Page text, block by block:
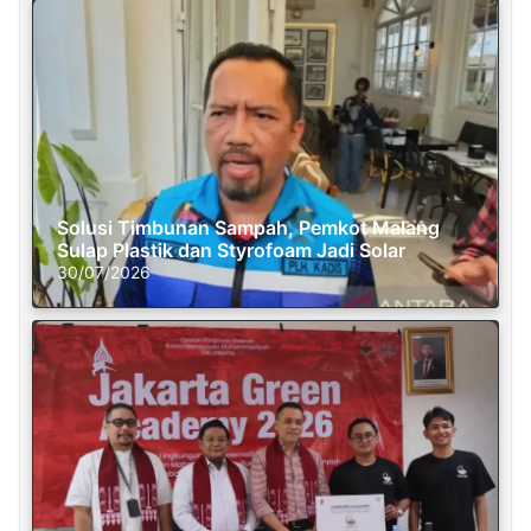
Solusi Timbunan Sampah, Pemkot Malang
Sulap Plastik dan Styrofoam Jadi Solar
30/07/2026